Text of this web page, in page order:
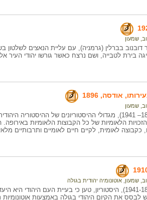
שמעון
בירת לטבייה, ושם נרצח כאשר גורשו יהודי העיר
אודסה, 1896
שמעון
שמעון דובנוב (1860– 1941), מגדולי ההיסטוריונים של
הלאומיות של כל הקבוצות הלאומיות באירופה.
כקבוצה לאומית, לקיים חיים לאומיים ותרבותיים
שמעון אוטונומיה יהודית בגולה
שמעון דובנוב (1941-1860), היסטוריון, טען כי בעיית העם
לבסס את הקיום היהודי בגולה באמצעות אוטונומיות